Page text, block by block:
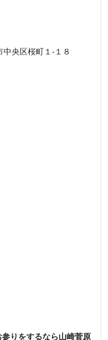
央区桜町１-１８
りをするなら山崎菅原